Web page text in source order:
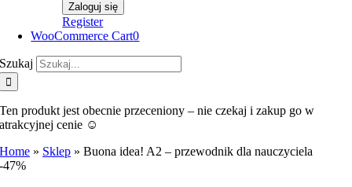
Register
WooCommerce Cart0
Szukaj
Ten produkt jest obecnie przeceniony – nie czekaj i zakup go w
atrakcyjnej cenie ☺️
Home » Sklep »Buona idea! A2 – przewodnik dla nauczyciela
-47%